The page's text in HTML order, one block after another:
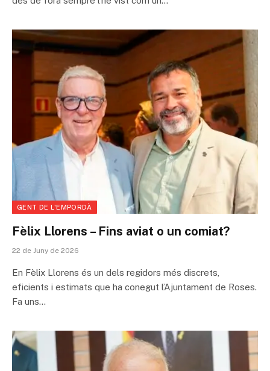
GENT DE L'EMPORDÀ
Fèlix Llorens – Fins aviat o un comiat?
22 de Juny de 2026
En Fèlix Llorens és un dels regidors més discrets,
eficients i estimats que ha conegut l’Ajuntament de Roses.
Fa uns…